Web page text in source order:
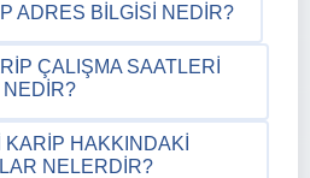
ADRES BILGISI NEDIR?
ÇALIŞMA SAATLERI
NEDIR?
KARIP HAKKINDAKI
NELERDIR?